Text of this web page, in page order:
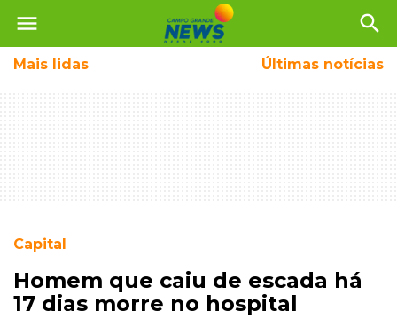
menu search
Mais lidas Últimas notícias
Capital
Homem que caiu de escada há
17 dias morre no hospital